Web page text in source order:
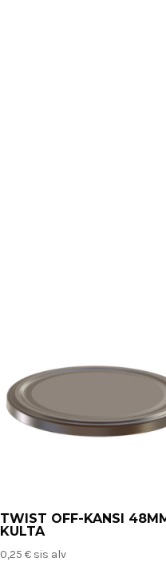
TWIST OFF-KANSI
KULTA
0,25€ sis alv